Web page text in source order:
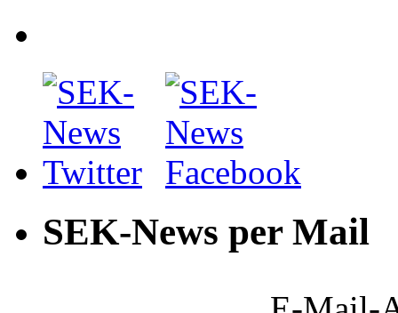
SEK-News per Mail